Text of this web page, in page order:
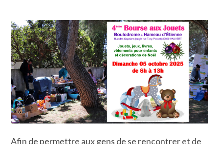
Afin de permettre aux gens de se rencontrer et de